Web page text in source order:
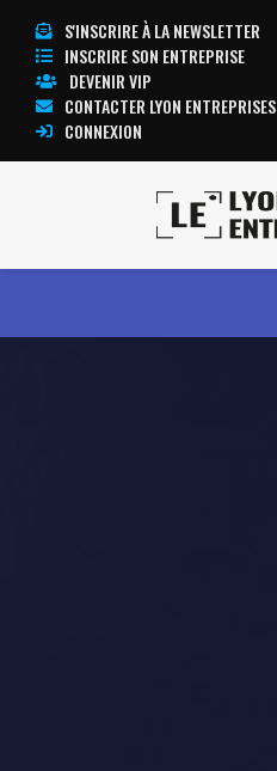
S'INSCRIRE À LA NEWSLETTER
INSCRIRE SON ENTREPRISE
DEVENIR VIP
CONTACTER LYON ENTREPRISES
CONNEXION